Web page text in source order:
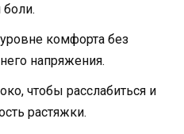
комфорта без
напряжения.
чтобы расслабиться и
растяжки.